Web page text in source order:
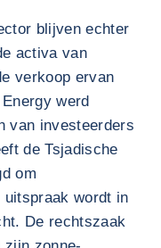
blijven echter
activa van
verkoop ervan
werd
van investeerders
de Tsjadische
om
uitspraak wordt in
De rechtszaak